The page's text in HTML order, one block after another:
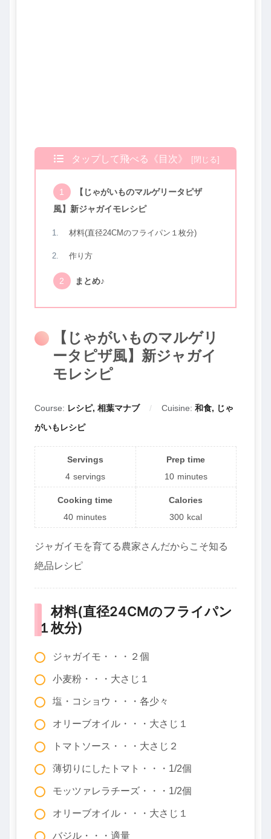
タップして飛べる《目次》
【じゃがいものマルゲリータピザ
風】新ジャガイモレシピ
材料(直径24CMのフライパン１枚分)
作り方
まとめ♪
【じゃがいものマルゲリ
ータピザ風】新ジャガイ
モレシピ
Course: レシピ, 相葉マナブ Cuisine: 和食, じゃ
がいもレシピ
Servings
4 servings
Prep time
10 minutes
Cooking time
40 minutes
Calories
300 kcal
ジャガイモを育てる農家さんだからこそ知る
絶品レシピ
材料(直径24CMのフライパン
１枚分)
ジャガイモ・・・２個
小麦粉・・・大さじ１
塩・コショウ・・・各少々
オリーブオイル・・・大さじ１
トマトソース・・・大さじ２
薄切りにしたトマト・・・1/2個
モッツァレラチーズ・・・1/2個
オリーブオイル・・・大さじ１
バジル・・・適量